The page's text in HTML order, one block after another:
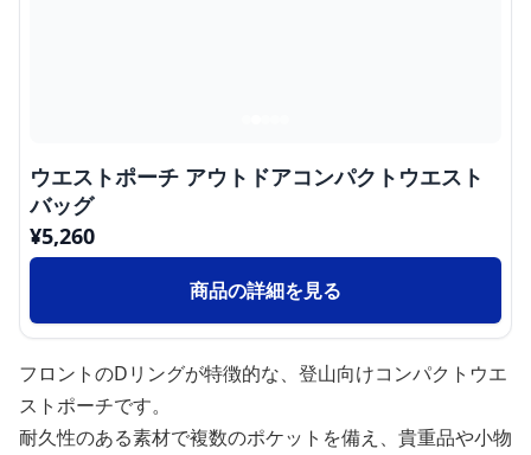
ウエストポーチ アウトドアコンパクトウエスト
バッグ
¥5,260
商品の詳細を見る
フロントのDリングが特徴的な、登山向けコンパクトウエ
ストポーチです。
耐久性のある素材で複数のポケットを備え、貴重品や小物